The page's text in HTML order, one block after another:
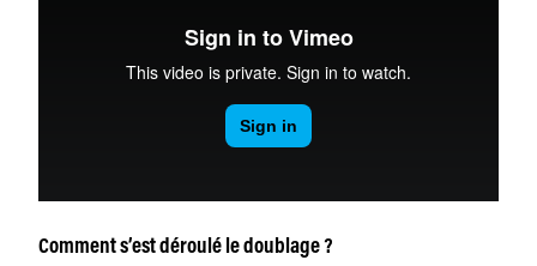
Comment s’est déroulé le doublage ?